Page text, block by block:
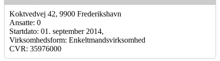
Koktvedvej 42, 9900 Frederikshavn
Ansatte: 0
Startdato: 01. september 2014,
Virksomhedsform: Enkeltmandsvirksomhed
CVR: 35976000